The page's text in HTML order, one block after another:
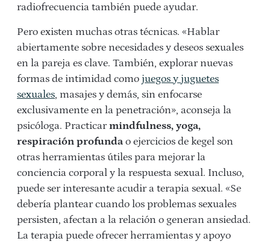
radiofrecuencia también puede ayudar.
Pero existen muchas otras técnicas. «Hablar
abiertamente sobre necesidades y deseos sexuales
en la pareja es clave. También, explorar nuevas
formas de intimidad como juegos y juguetes
sexuales, masajes y demás, sin enfocarse
exclusivamente en la penetración», aconseja la
psicóloga. Practicarmindfulness, yoga,
respiración profunda o ejercicios de kegel son
otras herramientas útiles para mejorar la
conciencia corporal y la respuesta sexual. Incluso,
puede ser interesante acudir a terapia sexual. «Se
debería plantear cuando los problemas sexuales
persisten, afectan a la relación o generan ansiedad.
La terapia puede ofrecer herramientas y apoyo